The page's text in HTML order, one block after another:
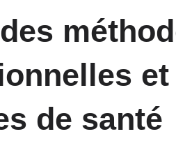
et
de santé